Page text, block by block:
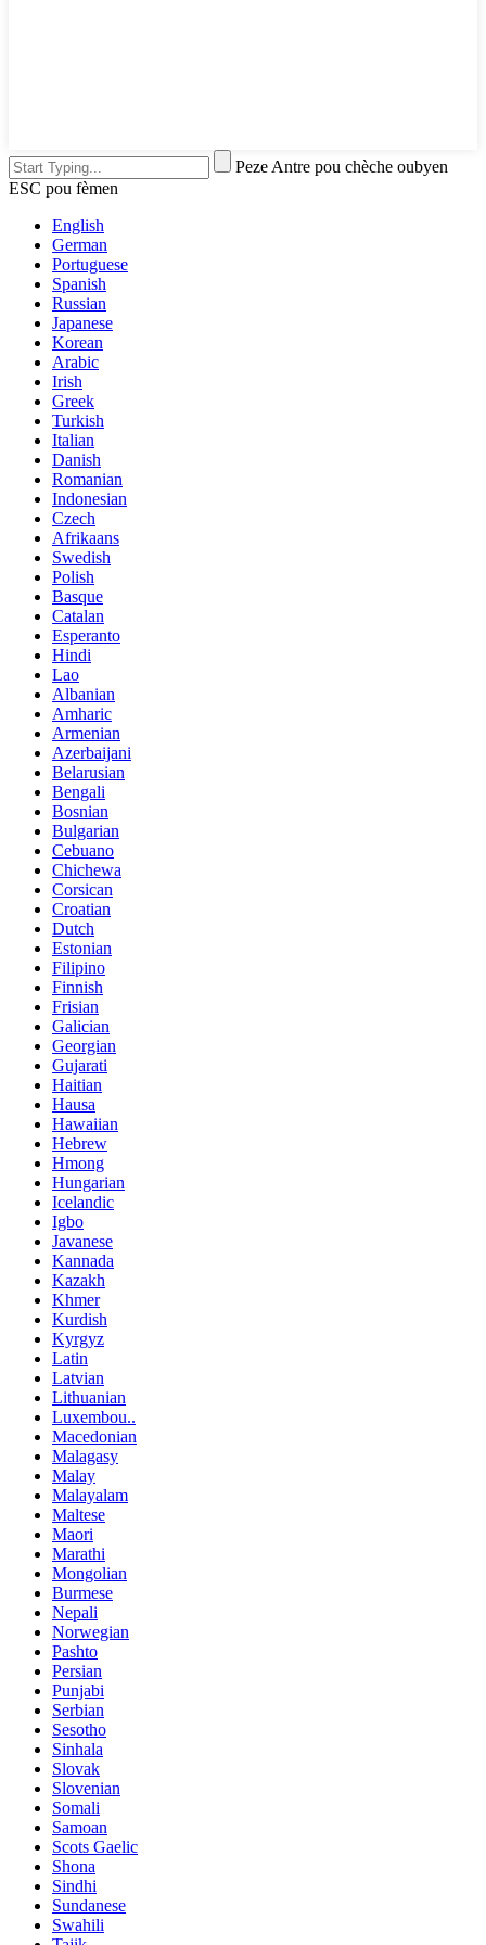
Peze Antre pou chèche oubyen
ESC pou fèmen
English
German
Portuguese
Spanish
Russian
Japanese
Korean
Arabic
Irish
Greek
Turkish
Italian
Danish
Romanian
Indonesian
Czech
Afrikaans
Swedish
Polish
Basque
Catalan
Esperanto
Hindi
Lao
Albanian
Amharic
Armenian
Azerbaijani
Belarusian
Bengali
Bosnian
Bulgarian
Cebuano
Chichewa
Corsican
Croatian
Dutch
Estonian
Filipino
Finnish
Frisian
Galician
Georgian
Gujarati
Haitian
Hausa
Hawaiian
Hebrew
Hmong
Hungarian
Icelandic
Igbo
Javanese
Kannada
Kazakh
Khmer
Kurdish
Kyrgyz
Latin
Latvian
Lithuanian
Luxembou..
Macedonian
Malagasy
Malay
Malayalam
Maltese
Maori
Marathi
Mongolian
Burmese
Nepali
Norwegian
Pashto
Persian
Punjabi
Serbian
Sesotho
Sinhala
Slovak
Slovenian
Somali
Samoan
Scots Gaelic
Shona
Sindhi
Sundanese
Swahili